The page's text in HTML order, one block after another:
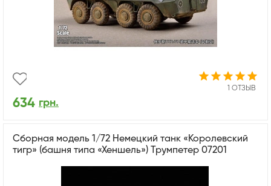
1 ОТЗЫВ
634 грн.
Сборная модель 1/72 Немецкий танк «Королевский
тигр» (башня типа «Хеншель») Трумпетер 07201